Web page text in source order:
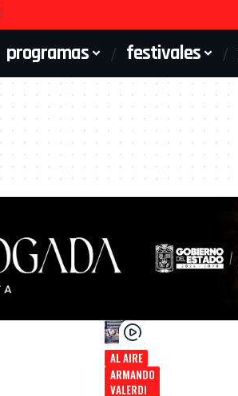
programas festivales
AL AIRE
ARMANDO
VALERDI